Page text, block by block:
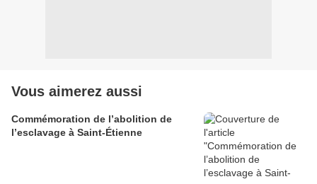
Vous aimerez aussi
Commémoration de l’abolition de
l’esclavage à Saint-Étienne